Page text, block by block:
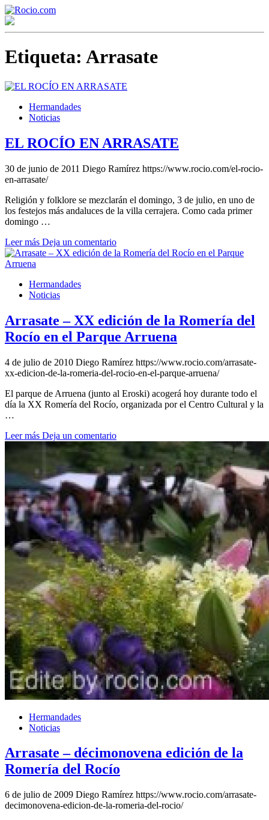
Etiqueta: Arrasate
Hermandades
Noticias
EL ROCÍO EN ARRASATE
30 de junio de 2011 Diego Ramírez https://www.rocio.com/el-rocio-
en-arrasate/
Religión y folklore se mezclarán el domingo, 3 de julio, en uno de
los festejos más andaluces de la villa cerrajera. Como cada primer
domingo …
Leer más Deja un comentario
Hermandades
Noticias
Arrasate – XX edición de la Romería del
Rocío en el Parque Arruena
4 de julio de 2010 Diego Ramírez https://www.rocio.com/arrasate-
xx-edicion-de-la-romeria-del-rocio-en-el-parque-arruena/
El parque de Arruena (junto al Eroski) acogerá hoy durante todo el
día la XX Romería del Rocío, organizada por el Centro Cultural y la
…
Leer más Deja un comentario
Hermandades
Noticias
Arrasate – décimonovena edición de la
Romería del Rocío
6 de julio de 2009 Diego Ramírez https://www.rocio.com/arrasate-
decimonovena-edicion-de-la-romeria-del-rocio/
¡Bienvenido! Soy el asistente virtual de rocio.com.
¿En qué puedo ayudarte?
Historia de la Virgen del Rocío
¿Cuándo es la romería del Rocío?
¿Cuántas hermandades participan en la romería?
¿Cuándo se construyó la primera ermita?
El traslado cada siete años
¿Cuales son los actos principales que se celebran en el
Quiero hacer el camino,¿que tengo que hacer?